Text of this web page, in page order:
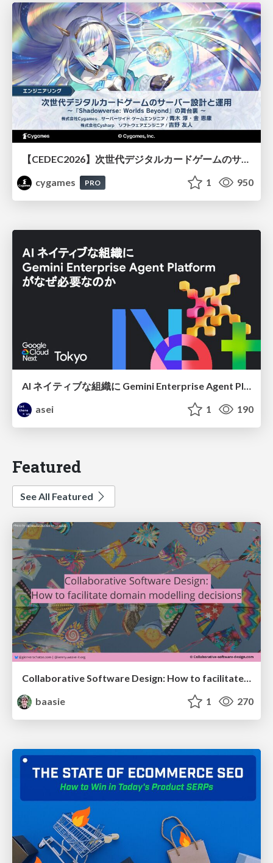
cygames
PRO 1 950
AI ネイティブな組織に Gemini Enterprise Agent Platform がなぜ必要なのか
asei
1 190
Featured
See All Featured
Collaborative Software Design: How to facilitate domain modelling decisions
baasie
1 270